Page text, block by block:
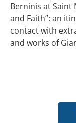
Berninis at Saint
and Faith”: an
contact with
and works of